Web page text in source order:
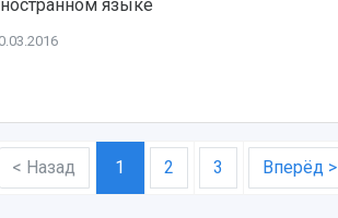
языке
< Назад 1 2 3 Вперёд >